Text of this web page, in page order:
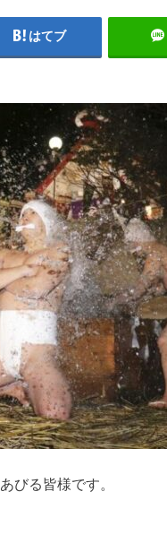
はてブ
びる皆様です。